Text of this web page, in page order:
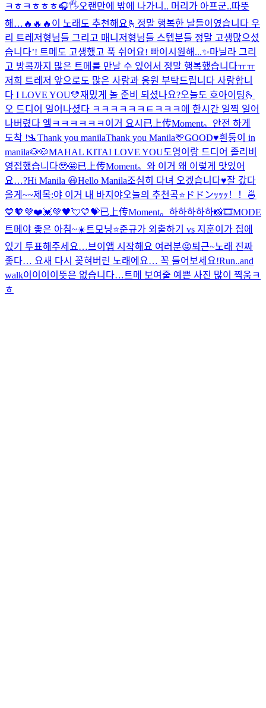
ㅋㅎㅋㅎㅎㅎ🎧🖐오랜만에 밖에 나가니.. 머리가 아프군..따뜻
해… 🔥🔥🔥 이 노래도 추천해요🫰 정말 행복한 날들이였습니다 우
리 트레저형님들 그리고 매니저형님들 스텝분들 정말 고생많으셨
습니다’! 트메도 고생했고 푹 쉬어요! 빠이 시원해...✨마닐라 그리
고 방콕까지 많은 트메를 만날 수 있어서 정말 행복했습니다ㅠㅠ
저희 트레저 앞으로도 많은 사랑과 응원 부탁드립니다 사랑합니
다 I LOVE YOU💛재밌게 놀 준비 되셨나요?오늘도 호아이팅🫰
오 드디어 일어나셨다 ㅋㅋㅋㅋㅋㅋㅌㅋㅋㅋ 에 한시간 일찍 일어
나버렸다 엨ㅋㅋㅋㅋㅋㅋ이거 요시 已上传Moment。 안전 하게
도착 !🛬Thank you manilaThank you Manila💛GOOD♥️흰둥이 in
manila🐶🐶MAHAL KITAI LOVE YOU도영이랑 드디어 졸리비
영접했습니다🥹🤩已上传Moment。 와 이거 왜 이렇게 맛있어
요…?Hi Manila 😃Hello Manila조심히 다녀 오겠습니다♥️잘 갔다
올게~~제목:야 이거 내 바지야오늘의 추천곡⭐️ ドドンｯｯｯ！！🍜
💙🧡💜❤️💓💚🖤💘💛💝已上传Moment。 하하하하하📸🎞MODE
트메야 좋은 아침~☀️트모닝⭐️준규가 외출하기 vs 지훈이가 집에
있기 투표해주세요…브이앱 시작해요 여러분😝퇴근~노래 진짜
좋다… 요새 다시 꽂혀버린 노래에요… 꼭 들어보세요!Run..and
walk이이이이뜻은 없습니다…트메 보여줄 예쁜 사진 많이 찍움ㅋ
ㅎ